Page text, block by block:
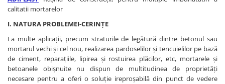
Plasă Tencuieli și Șape
Alte Plase
Doze și Platforme
Adezivi Termoizolații
Benzi Adezive
Adezivi Acoperiri Elastice și Textile
Adezivi Parchet și Lemn
Produse pentru Curățare
Colțare Protecție
Profile Baie
Placări Ceramice și din Piatră
Reparare Beton, Subturnări și
Ancorări
Mortare Speciale
Gleturi
Tencuieli Decorative
Finisaje Giorgio Graesan
Lacuri, Baițuri, Produse de Pregătit
și Tratat Suprafețe
Tehnici Decorative
Tapet Fibră de Sticlă
Mături
Saci Menaj
Umiditate
Finisaje Decorative
Folie Ambalare si Protectie
calitatii mortarelor
I. NATURA PROBLEMEI-CERINŢE
La multe aplicaţii, precum straturile de legătură dintre betonul sau
mortarul vechi şi cel nou, realizarea pardoselilor şi tencuielilor pe bază
de ciment, reparaţiile, lipirea şi rostuirea plăcilor, etc, mortarele şi
betoanele obişnuite nu dispun de multitudinea de proprietăţi
necesare pentru a oferi o soluţie ireproşabilă din punct de vedere